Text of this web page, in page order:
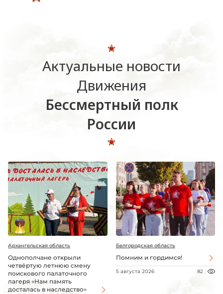
Актуальные новости
Движения
Бессмертный полк
России
Архангельская область
Однополчане открыли
четвёртую летнюю смену
поискового палаточного
лагеря «Нам память
досталась в наследство»
Белгородская область
Помним и гордимся!
5 августа 2026 82